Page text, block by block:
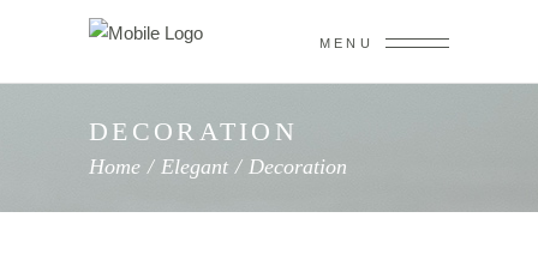
MENU
DECORATION
Home/Elegant/Decoration